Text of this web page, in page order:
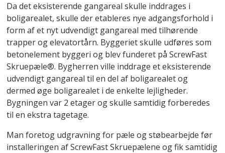
Da det eksisterende gangareal skulle inddrages i
boligarealet, skulle der etableres nye adgangsforhold i
form af et nyt udvendigt gangareal med tilhørende
trapper og elevatortårn. Byggeriet skulle udføres som
betonelement byggeri og blev funderet på ScrewFast
Skruepæle®. Bygherren ville inddrage et eksisterende
udvendigt gangareal til en del af boligarealet og
dermed øge boligarealet i de enkelte lejligheder.
Bygningen var 2 etager og skulle samtidig forberedes
til en ekstra tagetage.
Man foretog udgravning for pæle og støbearbejde før
installeringen af ScrewFast Skruepælene og fik samtidig